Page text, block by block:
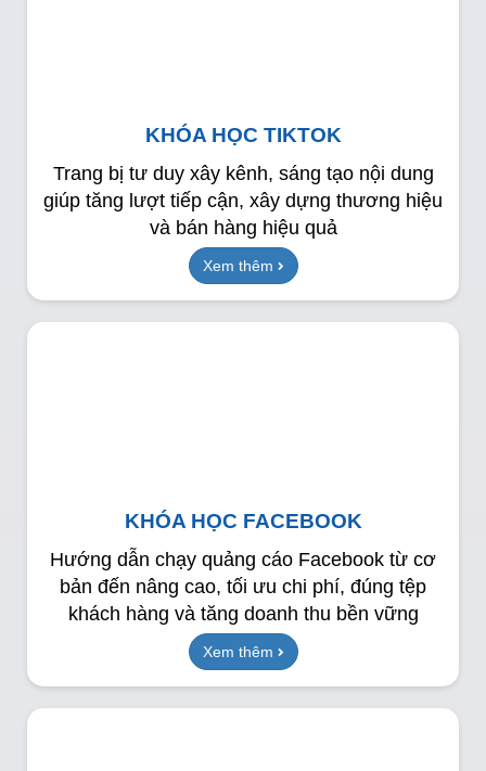
KHÓA HỌC TIKTOK
Trang bị tư duy xây kênh, sáng tạo nội dung
giúp tăng lượt tiếp cận, xây dựng thương hiệu
và bán hàng hiệu quả
Xem thêm
KHÓA HỌC FACEBOOK
Hướng dẫn chạy quảng cáo Facebook từ cơ
bản đến nâng cao, tối ưu chi phí, đúng tệp
khách hàng và tăng doanh thu bền vững
Xem thêm